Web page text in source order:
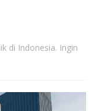
di Indonesia. Ingin